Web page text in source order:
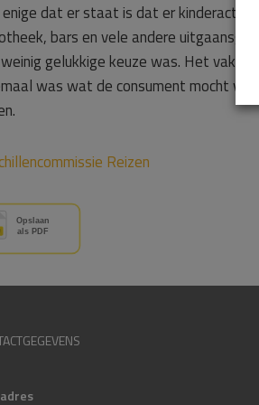
dat er staat is dat er
bars en vele andere
gelukkige keuze was. Het
was wat de consument mocht
Reizen